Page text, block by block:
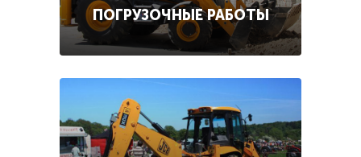
ПОГРУЗОЧНЫЕ РАБОТЫ